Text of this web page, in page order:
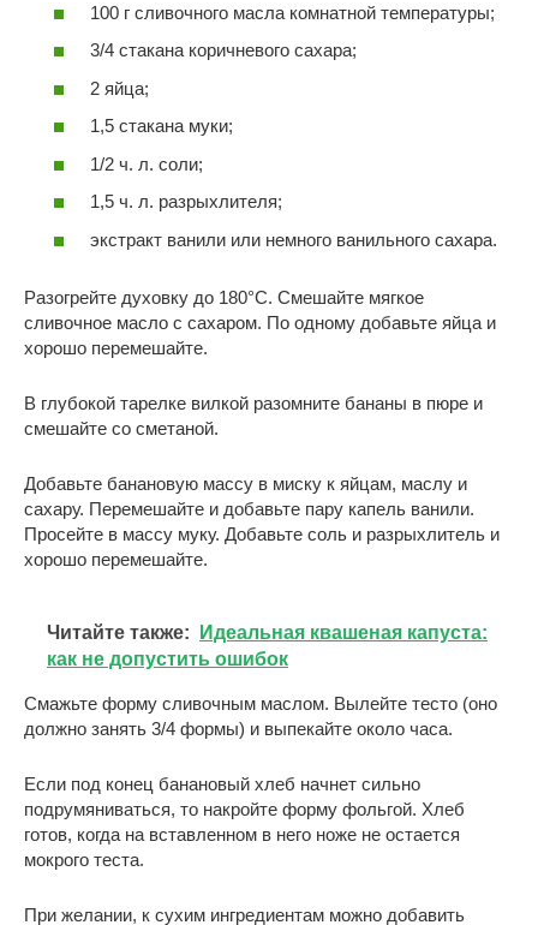
100 г сливочного масла комнатной температуры;
3/4 стакана коричневого сахара;
2 яйца;
1,5 стакана муки;
1/2 ч. л. соли;
1,5 ч. л. разрыхлителя;
экстракт ванили или немного ванильного сахара.
Разогрейте духовку до 180°С. Смешайте мягкое
сливочное масло с сахаром. По одному добавьте яйца и
хорошо перемешайте.
В глубокой тарелке вилкой разомните бананы в пюре и
смешайте со сметаной.
Добавьте банановую массу в миску к яйцам, маслу и
сахару. Перемешайте и добавьте пару капель ванили.
Просейте в массу муку. Добавьте соль и разрыхлитель и
хорошо перемешайте.
Читайте также:
Идеальная квашеная капуста:
как не допустить ошибок
Смажьте форму сливочным маслом. Вылейте тесто (оно
должно занять 3/4 формы) и выпекайте около часа.
Если под конец банановый хлеб начнет сильно
подрумяниваться, то накройте форму фольгой. Хлеб
готов, когда на вставленном в него ноже не остается
мокрого теста.
При желании, к сухим ингредиентам можно добавить